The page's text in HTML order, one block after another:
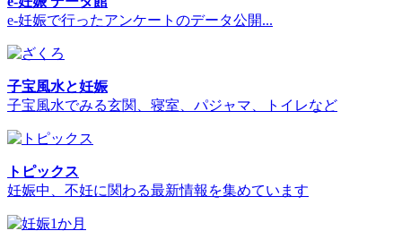
e-妊娠で行ったアンケートのデータ公開...
子宝風水と妊娠
子宝風水でみる玄関、寝室、パジャマ、トイレなど
トピックス
妊娠中、不妊に関わる最新情報を集めています